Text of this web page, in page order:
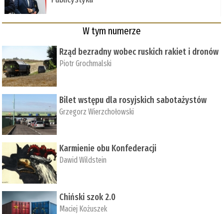
W tym numerze
Rząd bezradny wobec ruskich rakiet i dronów
Piotr Grochmalski
Bilet wstępu dla rosyjskich sabotażystów
Grzegorz Wierzchołowski
Karmienie obu Konfederacji
Dawid Wildstein
Chiński szok 2.0
Maciej Kożuszek